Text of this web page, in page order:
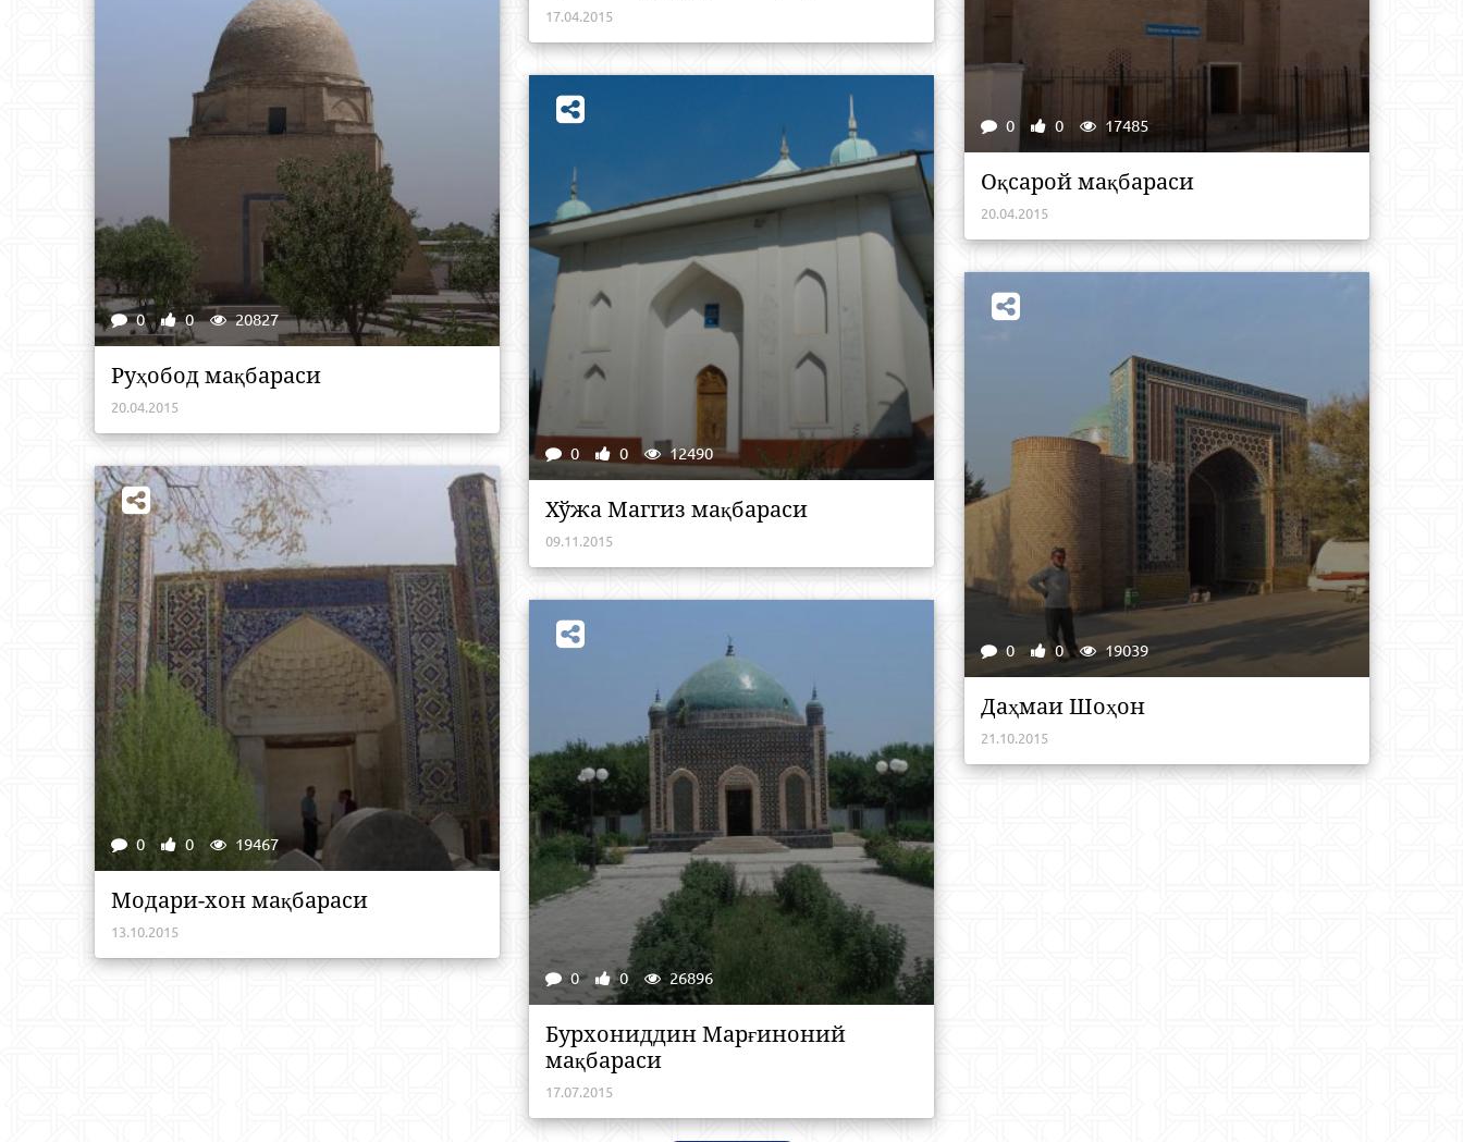
17.04.2015
0 0 17485
Оқсарой мақбараси
20.04.2015
0 0 20827
Руҳобод мақбараси
20.04.2015
0 0 12490
Хўжа Маггиз мақбараси
09.11.2015
0 0 19039
Даҳмаи Шоҳон
21.10.2015
0 0 19467
Модари-хон мақбараси
13.10.2015
0 0 26896
Бурхониддин Марғиноний
мақбараси
17.07.2015